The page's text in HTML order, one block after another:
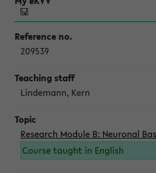
209539
Lindemann, Kern
Research Module B: Neuronal
Course taught in English